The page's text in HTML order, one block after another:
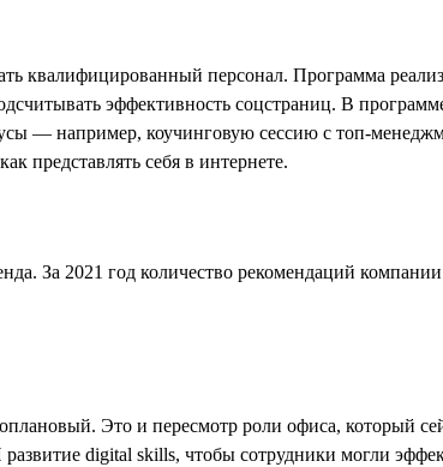
квалифицированный персонал. Программа
эффективность соцстраниц. В
— например, коучинговую сессию с топ-
представлять себя в интернете.
За 2021 год количество рекомендаций
Это и пересмотр роли офиса, который
digital skills, чтобы сотрудники могли